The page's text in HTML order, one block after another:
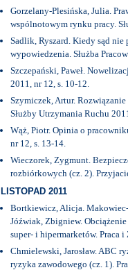
Gorzelany-Plesińska, Julia.
wspólnotowym rynku pracy.
Sadlik, Ryszard. Kiedy sąd
wypowiedzenia. Służba
Szczepański, Paweł.
2011, nr 12, s. 10-12.
Szymiczek, Artur.
Służby Utrzymania Ruchu
Wąż, Piotr. Opinia o
nr 12, s. 13-14.
Wieczorek, Zygmunt.
rozbiórkowych (cz. 2).
LISTOPAD 2011
Bortkiewicz, Alicja. Makowiec-
Jóźwiak, Zbigniew.
super- i hipermarketów. Praca
Chmielewski, Jarosław. ABC
ryzyka zawodowego (cz. 1).